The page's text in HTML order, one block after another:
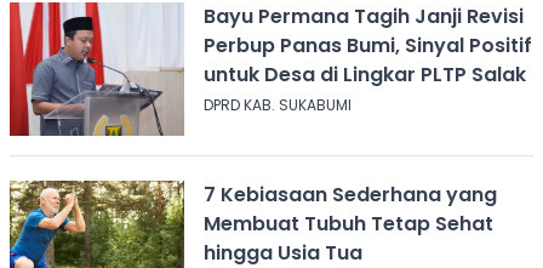
Bayu Permana Tagih Janji Revisi
Perbup Panas Bumi, Sinyal Positif
untuk Desa di Lingkar PLTP Salak
DPRD KAB. SUKABUMI
7 Kebiasaan Sederhana yang
Membuat Tubuh Tetap Sehat
hingga Usia Tua